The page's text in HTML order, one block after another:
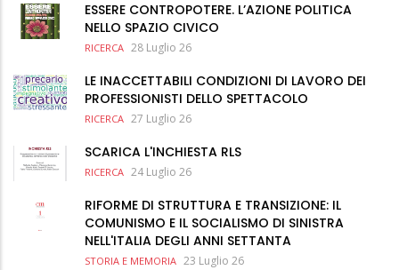
ESSERE CONTROPOTERE. L’AZIONE POLITICA
NELLO SPAZIO CIVICO
RICERCA 28 Luglio 26
LE INACCETTABILI CONDIZIONI DI LAVORO DEI
PROFESSIONISTI DELLO SPETTACOLO
RICERCA 27 Luglio 26
SCARICA L'INCHIESTA RLS
RICERCA 24 Luglio 26
RIFORME DI STRUTTURA E TRANSIZIONE: IL
COMUNISMO E IL SOCIALISMO DI SINISTRA
NELL'ITALIA DEGLI ANNI SETTANTA
STORIA E MEMORIA 23 Luglio 26